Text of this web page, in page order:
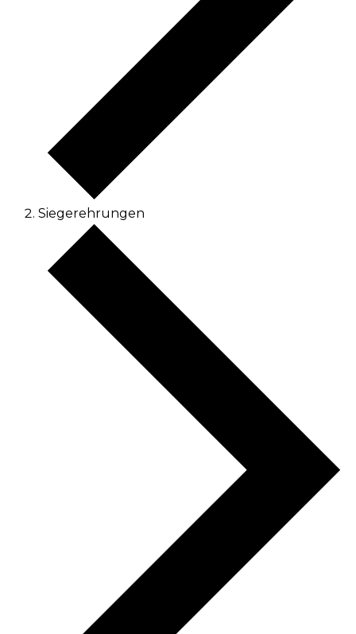
Siegerehrungen